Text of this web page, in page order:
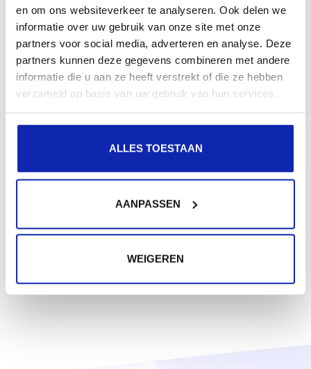
en om ons websiteverkeer te analyseren. Ook delen we
informatie over uw gebruik van onze site met onze
partners voor social media, adverteren en analyse. Deze
partners kunnen deze gegevens combineren met andere
informatie die u aan ze heeft verstrekt of die ze hebben
verzameld op basis van uw gebruik van hun services.
ALLES TOESTAAN
AANPASSEN
WEIGEREN